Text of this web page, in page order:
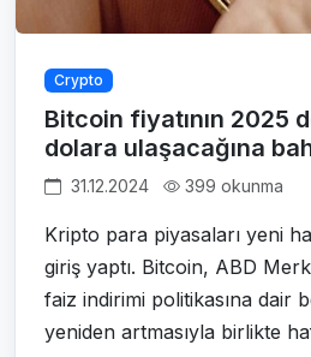
Crypto
Bitcoin fiyatının 2025
dolara ulaşacağına
31.12.2024 399 okunma
Kripto para piyasaları yeni
giriş yaptı. Bitcoin, ABD
faiz indirimi politikasına dair
yeniden artmasıyla birlikte